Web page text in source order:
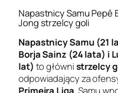
Napastnicy Samu Pepê
Jong strzelcy goli
Napastnicy Samu (21
Borja Sainz (24 lata) i
lat) to głównistrzelcy
odpowiadający za